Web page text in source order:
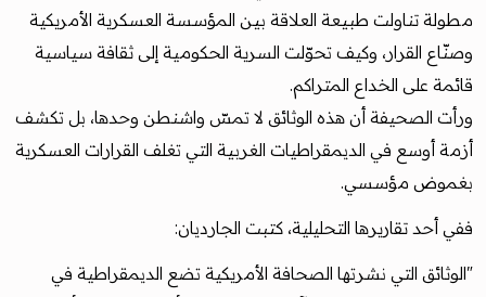
مطولة تناولت طبيعة العلاقة بين المؤسسة العسكرية الأمريكية
وصنّاع القرار، وكيف تحوّلت السرية الحكومية إلى ثقافة سياسية
قائمة على الخداع المتراكم.
ورأت الصحيفة أن هذه الوثائق لا تمسّ واشنطن وحدها، بل تكشف
أزمة أوسع في الديمقراطيات الغربية التي تغلف القرارات العسكرية
بغموض مؤسسي.
ففي أحد تقاريرها التحليلية، كتبت الجارديان:
"الوثائق التي نشرتها الصحافة الأمريكية تضع الديمقراطية في